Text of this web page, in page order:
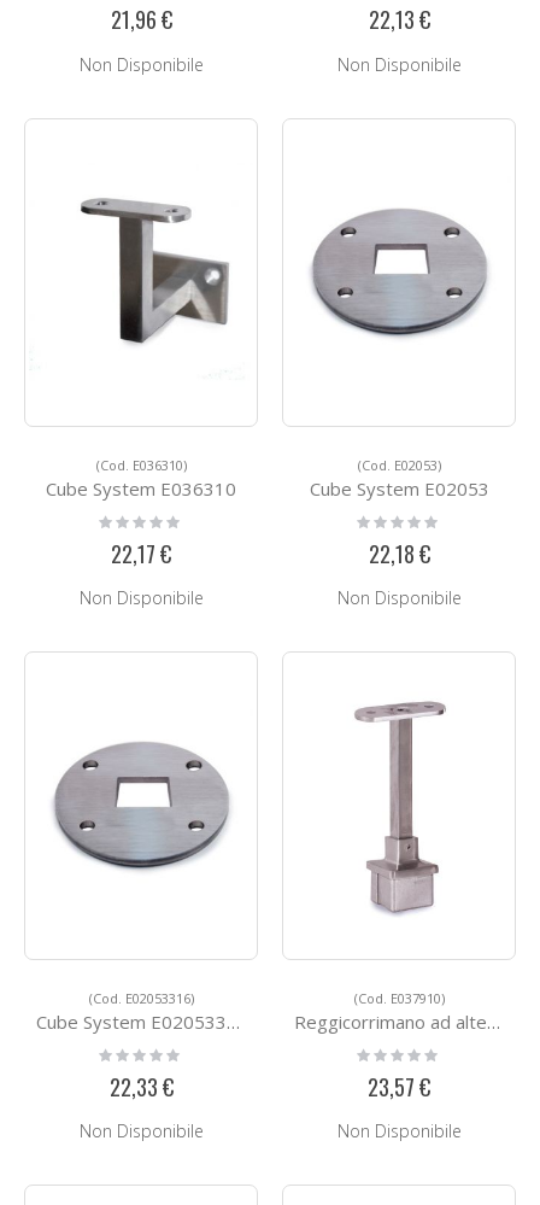
21,96 €
Non Disponibile
22,13 €
Non Disponibile
(Cod. E036310)
Cube System E036310
Rating:
0%
22,17 €
Non Disponibile
(Cod. E02053)
Cube System E02053
Rating:
0%
22,18 €
Non Disponibile
(Cod. E02053316)
Cube System E02053316
Rating:
0%
22,33 €
Non Disponibile
(Cod. E037910)
Reggicorrimano ad altezza variabile
Rating:
0%
23,57 €
Non Disponibile